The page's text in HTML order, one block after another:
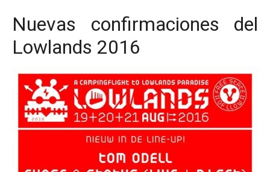
Nuevas confirmaciones del
Lowlands 2016